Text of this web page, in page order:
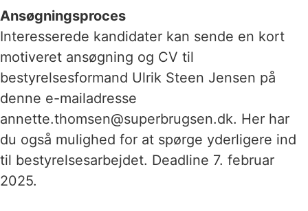
Ansøgningsproces
Interesserede kandidater kan sende en kort
motiveret ansøgning og CV til
bestyrelsesformand Ulrik Steen Jensen på
denne e-mailadresse
annette.thomsen@superbrugsen.dk. Her har
du også mulighed for at spørge yderligere ind
til bestyrelsesarbejdet. Deadline 7. februar
2025.